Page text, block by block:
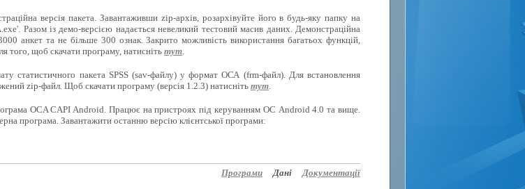
версія пакета. Завантаживши zip-архів, розархівуйте його в будь-яку папку на
Разом із демо-версією надається невеликий тестовий масив даних. Демонстраційна
анкет та не більше 300 ознак. Закрито можливість використання багатьох функцій,
того, щоб скачати програму, натисніть тут.
статистичного пакета SPSS (sav-файлу) у формат ОСА (frm-файл). Для встановлення
zip-файл. Щоб скачати програму (версія 1.2.3) натисніть тут.
OCA CAPI Android. Працює на пристроях під керуванням ОС Android 4.0 та вище.
програма. Завантажити останню версію клієнтської програми:
Програми ДаніДокументації